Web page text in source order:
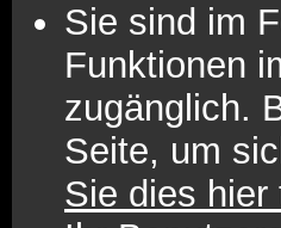
Sie sind im
Funktionen
zugänglich.
Seite, um
Sie dies hier